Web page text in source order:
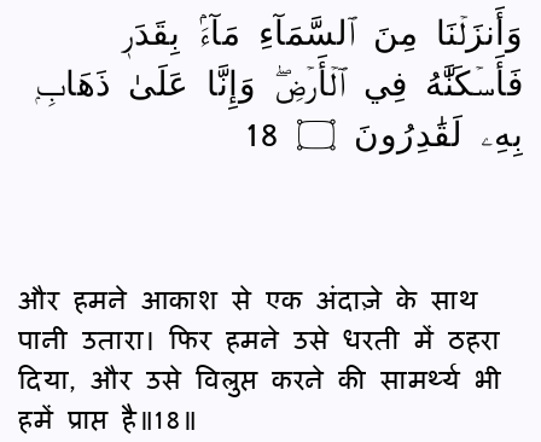
وَأَنزَلۡنَا مِنَ ٱلسَّمَآءِ مَآءَۢ بِقَدَرٖ
فَأَسۡكَنَّٰهُ فِي ٱلۡأَرۡضِۖ وَإِنَّا عَلَىٰ ذَهَابِۭ
بِهِۦ لَقَٰدِرُونَ ۝ 18
और हमने आकाश से एक अंदाज़े के साथ
पानी उतारा। फिर हमने उसे धरती में ठहरा
दिया, और उसे विलुप्त करने की सामर्थ्य भी
हमें प्राप्त है॥18॥